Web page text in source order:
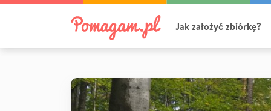
Jak założyć zbiórkę?